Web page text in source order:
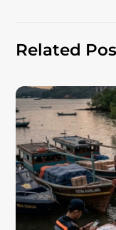
Related